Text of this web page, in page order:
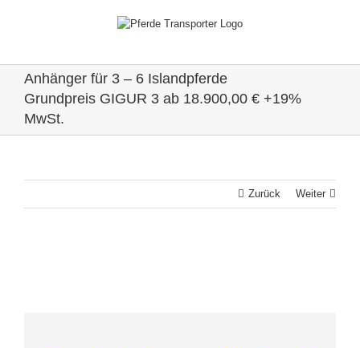
Anhänger für 3 – 6 Islandpferde
Grundpreis GIGUR 3 ab 18.900,00 € +19%
MwSt.
Zurück Weiter